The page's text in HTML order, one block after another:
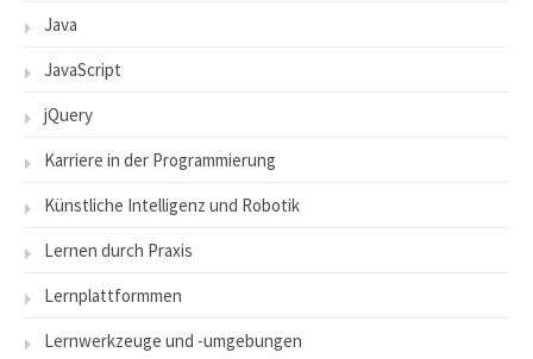
Java
JavaScript
jQuery
Karriere in der Programmierung
Künstliche Intelligenz und Robotik
Lernen durch Praxis
Lernplattformmen
Lernwerkzeuge und -umgebungen